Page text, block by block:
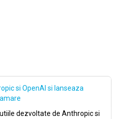
si OpenAI si lanseaza
dezvoltate de Anthropic si